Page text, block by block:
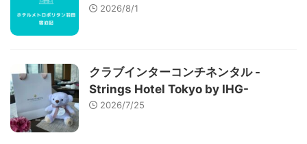
2026/8/1
クラブインターコンチネンタル -
Strings Hotel Tokyo by IHG-
2026/7/25